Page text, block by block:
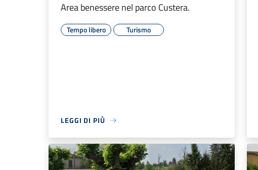
Area benessere nel parco Custera.
Tempo libero Turismo
LEGGI DI PIÙ